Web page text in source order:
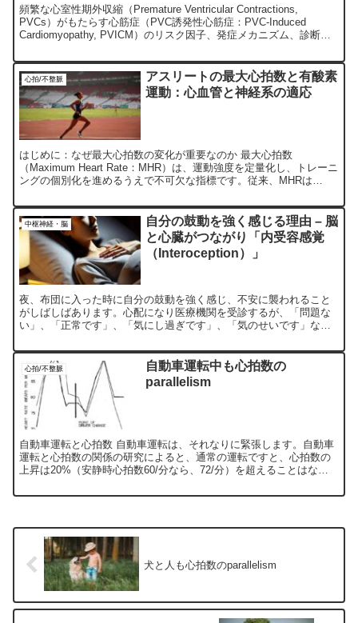
頻繁な心室性期外収縮（Premature Ventricular Contractions,
PVCs）がもたらす心筋症（PVC誘発性心筋症：PVC-Induced
Cardiomyopathy, PVICM）のリスク因子、発症メカニズム、診断お
心拍/不整脈
アスリートの最大心拍数と有酸素
運動：心血管と神経系の適応
はじめに：なぜ最大心拍数の変化が重要なのか 最大心拍数
（Maximum Heart Rate：MHR）は、運動強度を定量化し、トレーニ
ングの個別化を進めるうえで不可欠な指標です。従来、MHRは
中枢神経・脳
自分の鼓動を強く感じる理由 – 脳
と心臓がつながり「内受容感覚
（Interoception）」
夜、布団に入った時に自分の鼓動を強く感じ、不安に襲われること
がしばしばあります。心配になり医療機関を受診するが、「問題な
い」、「正常です」、「気にし過ぎです」、「気のせいです」など
配。...
心拍/不整脈
自動車運転中も心拍数の
parallelism
自動車運転と心拍数 自動車運転は、それなりに緊張します。自動車
運転と心拍数の関係の研究によると、通常の運転ですと、心拍数の
上昇は20%（安静時心拍数60/分なら、72/分）を超えることはない
犬と人も心拍数のparallelism